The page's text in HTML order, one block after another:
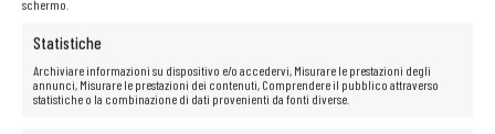
schermo.
Statistiche
Archiviare informazioni su dispositivo e/o accedervi, Misurare le prestazioni degli
annunci, Misurare le prestazioni dei contenuti, Comprendere il pubblico attraverso
statistiche o la combinazione di dati provenienti da fonti diverse.